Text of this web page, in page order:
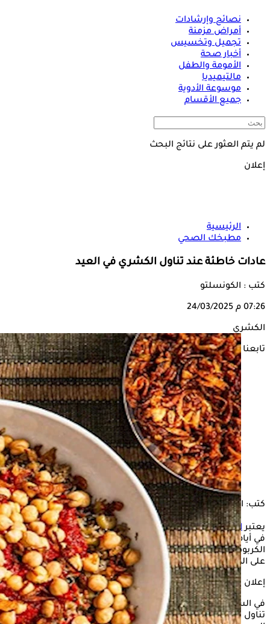
نصائح وإرشادات
أمراض مزمنة
تجميل وتخسيس
أخبار صحة
الأمومة والطفل
مالتيميديا
موسوعة الأدوية
جميع الأقسام
لم يتم العثور على نتائج البحث
إعلان
الرئيسية
مطبخك الصحي
عادات خاطئة عند تناول الكشري في العيد
كتب : الكونسلتو
07:26 م 24/03/2025
الكشري
تابعنا على
كتب: الكونسلتو
يعتبرالكشريمن الأكلات الشعبية المفضلة لدى الكثيرين، خاصة
في أيام العيد ورغم فوائده كوجبة متكاملة تحتوي على البروتينات،
الكربوهيدرات، والألياف، إلا أن هناك عادات خاطئة عند تناوله قد تؤثر
على الصحة وتسبب مشاكل في الجهاز الهضمي.
إعلان
في السياق التالي، يوضح الكونسلتو"، أبرز العادات الخاطئة عند
تناول الكشري خلال أيام العيد، وذلك حسبما ذكرت الدكتورة جيهان